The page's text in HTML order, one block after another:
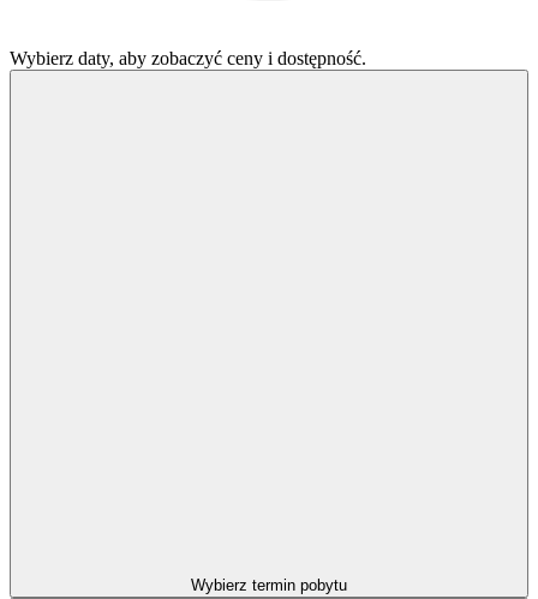
Wybierz daty, aby zobaczyć ceny i dostępność.
Wybierz termin pobytu